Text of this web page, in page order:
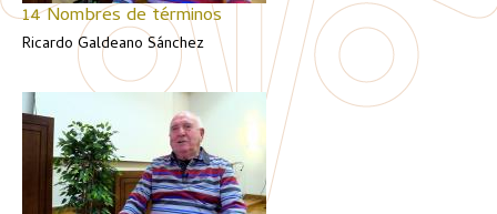
14 Nombres de términos
Ricardo Galdeano Sánchez